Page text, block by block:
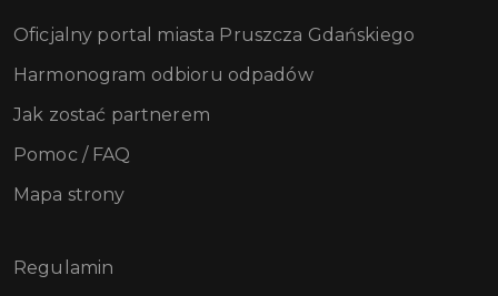
Oficjalny portal miasta Pruszcza Gdańskiego
Harmonogram odbioru odpadów
Jak zostać partnerem
Pomoc / FAQ
Mapa strony
Regulamin